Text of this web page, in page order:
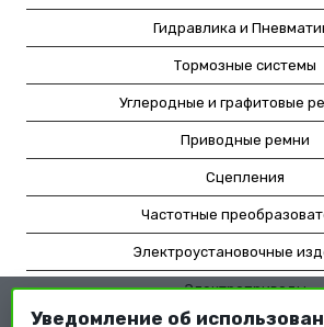
Гидравлика и
Тормозные системы
Углеродные и графитовые
Приводные ремни
Сцепления
Частотные
Электроустановочные
Электроприводы
Уведомление об